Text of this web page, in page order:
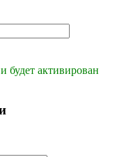
будет активирован